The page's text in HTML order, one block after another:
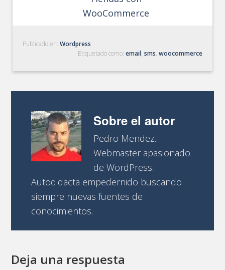
WooCommerce
Publicado en:Wordpress
Etiquetado como: email, sms, woocommerce
Sobre el autor
Pedro Mendez.
Webmaster apasionado
de WordPress.
Autodidacta empedernido buscando
siempre nuevas fuentes de
conocimientos.
Deja una respuesta